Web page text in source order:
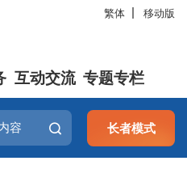
繁体 移动版
互动交流 专题专栏
长者模式